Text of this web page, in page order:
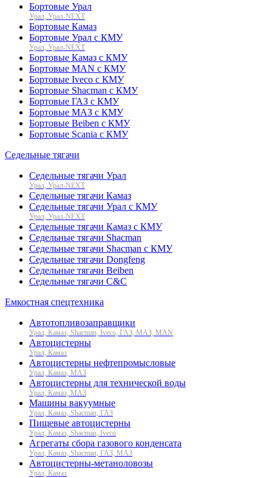
Бортовые Урал
Урал, Урал-NEXT
Бортовые Камаз
Бортовые Урал с КМУ
Урал, Урал-NEXT
Бортовые Камаз с КМУ
Бортовые MAN с КМУ
Бортовые Iveco с КМУ
Бортовые Shacman с КМУ
Бортовые ГАЗ с КМУ
Бортовые МАЗ с КМУ
Бортовые Beiben с КМУ
Бортовые Scania с КМУ
Седельные тягачи
Седельные тягачи Урал
Урал, Урал-NEXT
Седельные тягачи Камаз
Седельные тягачи Урал с КМУ
Урал, Урал-NEXT
Седельные тягачи Камаз с КМУ
Седельные тягачи Shacman
Седельные тягачи Shacman с КМУ
Седельные тягачи Dongfeng
Седельные тягачи Beiben
Седельные тягачи C&C
Емкостная спецтехника
Автотопливозаправщики
Урал, Камаз, Shacman, Iveco, ГАЗ, МАЗ, MAN
Автоцистерны
Урал, Камаз
Автоцистерны нефтепромысловые
Урал, Камаз, МАЗ
Автоцистерны для технической воды
Урал, Камаз, МАЗ
Машины вакуумные
Урал, Камаз, Shacman, ГАЗ
Пищевые автоцистерны
Урал, Камаз, Shacman, Iveco
Агрегаты сбора газового конденсата
Урал, Камаз, Shacman, ГАЗ, МАЗ
Автоцистерны-метаноловозы
Урал, Камаз